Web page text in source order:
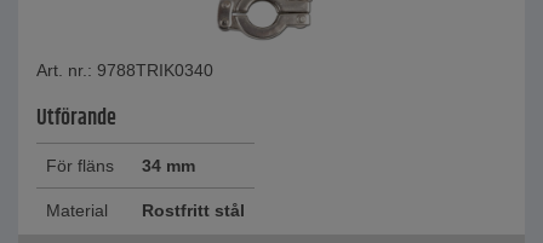
Art. nr.: 9788TRIK0340
Utförande
För fläns 34 mm
Material Rostfritt stål